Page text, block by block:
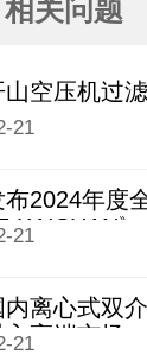
相关问题
山空压机过
21
2024年度
KAISHAN》
21
内离心式双
高端市场
21